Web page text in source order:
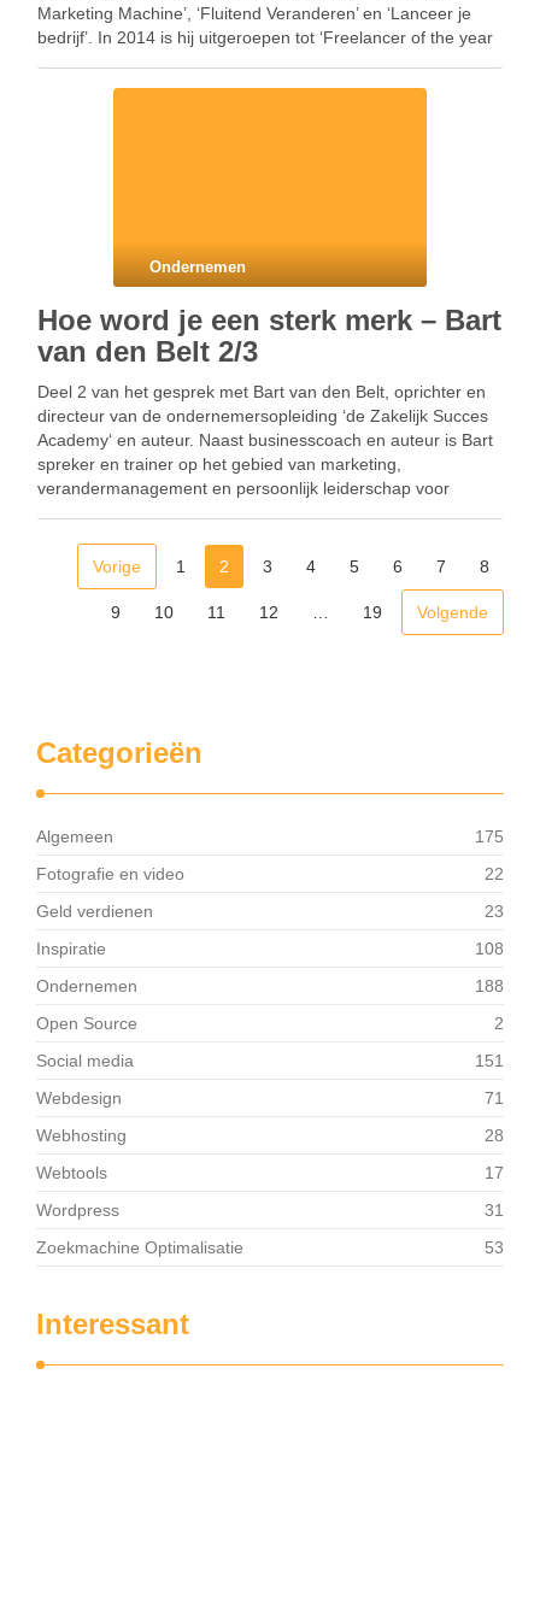
Marketing Machine’, ‘Fluitend Veranderen’ en ‘Lanceer je
bedrijf’. In 2014 is hij uitgeroepen tot ‘Freelancer of the year
Ondernemen
Hoe word je een sterk merk – Bart
van den Belt 2/3
Deel 2 van het gesprek met Bart van den Belt, oprichter en
directeur van de ondernemersopleiding ‘de Zakelijk Succes
Academy‘ en auteur. Naast businesscoach en auteur is Bart
spreker en trainer op het gebied van marketing,
verandermanagement en persoonlijk leiderschap voor
Vorige 1 2 3 4 5 6 7 8
9 10 11 12 19 Volgende
Categorieën
Algemeen
175
Fotografie en video
22
Geld verdienen
23
Inspiratie
108
Ondernemen
188
Open Source
2
Social media
151
Webdesign
71
Webhosting
28
Webtools
17
Wordpress
31
Zoekmachine Optimalisatie
53
Interessant